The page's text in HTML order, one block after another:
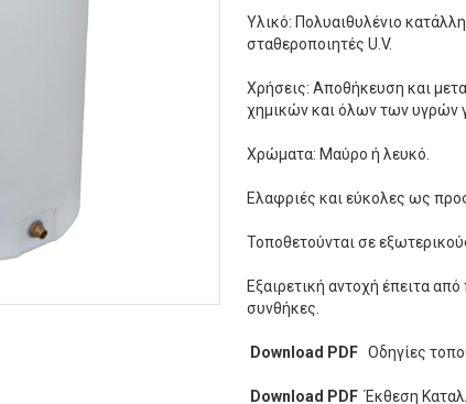
Υλικό: Πολυαιθυλένιο
σταθεροποιητές U.V.
Χρήσεις: Αποθήκευση και
χημικών και όλων των υγρών
Χρώματα: Μαύρο ή λευκό.
Ελαφριές και εύκολες ως
Τοποθετούνται σε
Εξαιρετική αντοχή έπειτα
συνθήκες.
Download PDF Οδηγίες
Download PDF Έκθεση